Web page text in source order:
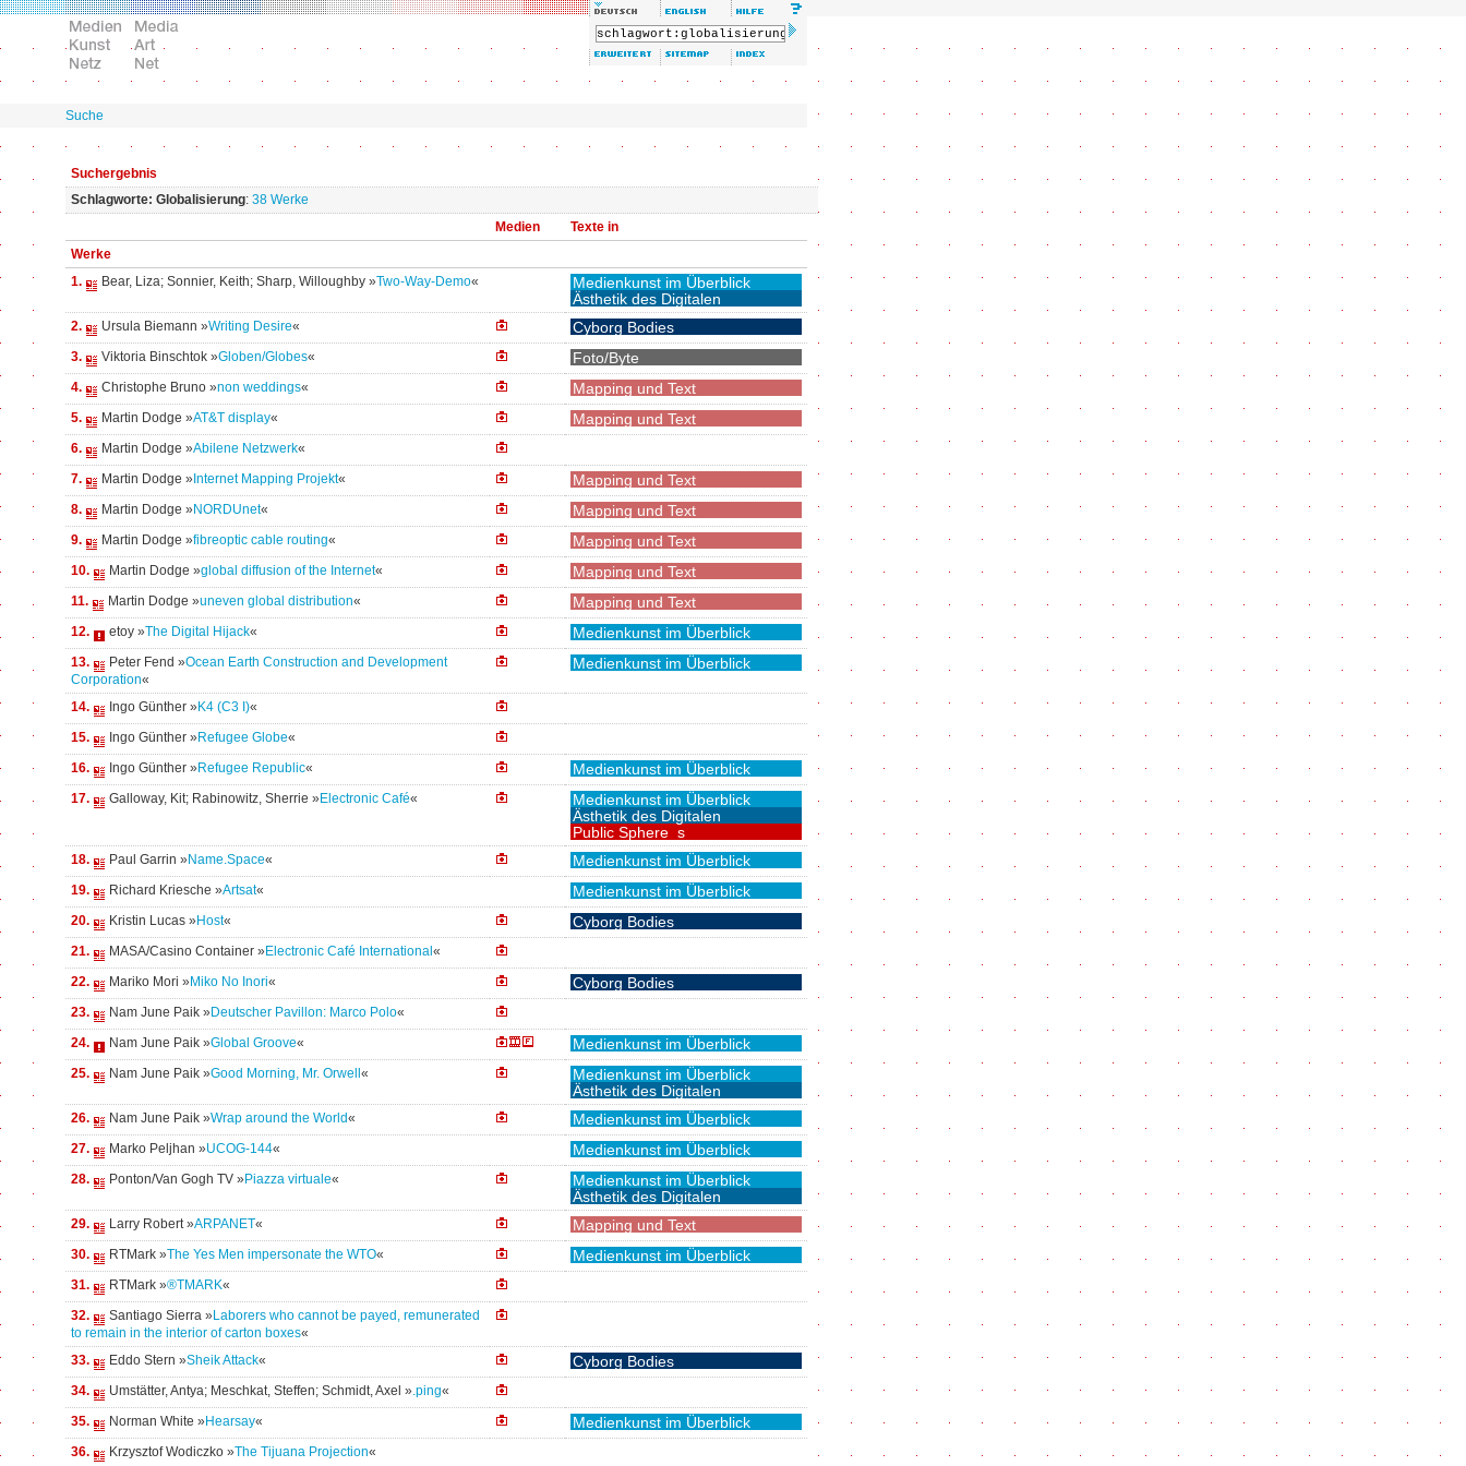
Suche
Suchergebnis
Schlagworte: Globalisierung: 38 Werke
Medien
Texte in
Werke
1.
Bear, Liza; Sonnier, Keith; Sharp, Willoughby »Two-Way-Demo«
Medienkunst im Überblick
Ästhetik des Digitalen
2. Ursula Biemann »Writing Desire« Cyborg Bodies
3. Viktoria Binschtok »Globen/Globes« Foto/Byte
4. Christophe Bruno »non weddings« Mapping und Text
5. Martin Dodge »AT&T display« Mapping und Text
6. Martin Dodge »Abilene Netzwerk«
7.
Martin Dodge » Internet Mapping Projekt« Mapping und Text
8. Martin Dodge »NORDUnet« Mapping und Text
9. Martin Dodge »fibreoptic cable routing« Mapping und Text
10. Martin Dodge »global diffusion of the Internet« Mapping und Text
11. Martin Dodge »uneven global distribution« Mapping und Text
12. etoy »The Digital Hijack« Medienkunst im Überblick
13. Peter Fend »Ocean Earth Construction and Development
Corporation«
Medienkunst im Überblick
14. Ingo Günther »K4 (C3 I)«
15.
Ingo Günther »Refugee Globe«
16.
Ingo Günther »Refugee Republic« Medienkunst im Überblick
17. Galloway, Kit; Rabinowitz, Sherrie »Electronic Café«
Medienkunst im Überblick
Ästhetik des Digitalen
Public Sphere_s
18. Paul Garrin »Name.Space« Medienkunst im Überblick
19. Richard Kriesche »Artsat« Medienkunst im Überblick
20. Kristin Lucas »Host« Cyborg Bodies
21. MASA/Casino Container »Electronic Café International «
22.
Mariko Mori »Miko No Inori« Cyborg Bodies
23. Nam June Paik »Deutscher Pavillon: Marco Polo«
24.
Nam June Paik »Global Groove« Medienkunst im Überblick
25. Nam June Paik »Good Morning, Mr. Orwell «
Medienkunst im Überblick
Ästhetik des Digitalen
26. Nam June Paik »Wrap around the World« Medienkunst im Überblick
27. Marko Peljhan »UCOG-144« Medienkunst im Überblick
28. Ponton/Van Gogh TV »Piazza virtuale«
Medienkunst im Überblick
Ästhetik des Digitalen
29. Larry Robert »ARPANET« Mapping und Text
30. RTMark »The Yes Men impersonate the WTO« Medienkunst im Überblick
31. RTMark »®TMARK«
32.
Santiago Sierra »Laborers who cannot be payed, remunerated
to remain in the interior of carton boxes«
33.
Eddo Stern »Sheik Attack« Cyborg Bodies
34. Umstätter, Antya; Meschkat, Steffen; Schmidt, Axel ».ping«
35.
Norman White »Hearsay« Medienkunst im Überblick
36. Krzysztof Wodiczko »The Tijuana Projection«